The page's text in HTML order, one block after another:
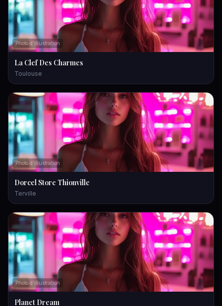
Photo d'illustration
La Clef Des Charmes
Toulouse
Photo d'illustration
Dorcel Store Thionville
Terville
Photo d'illustration
Planet Dream